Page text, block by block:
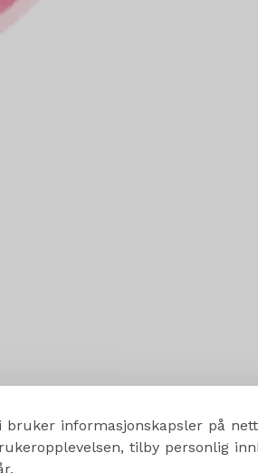
bruker informasjonskapsler på
tilby personlig